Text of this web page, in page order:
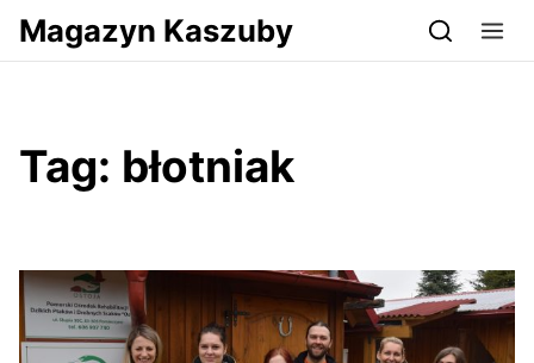
Przejdź do serwisu magazynkaszuby.pl
Magazyn Kaszuby
Tag: błotniak